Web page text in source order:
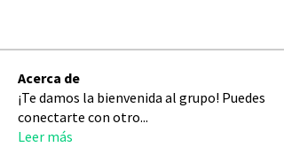
Acerca de
¡Te damos la bienvenida al grupo! Puedes
conectarte con otro...
Leer más